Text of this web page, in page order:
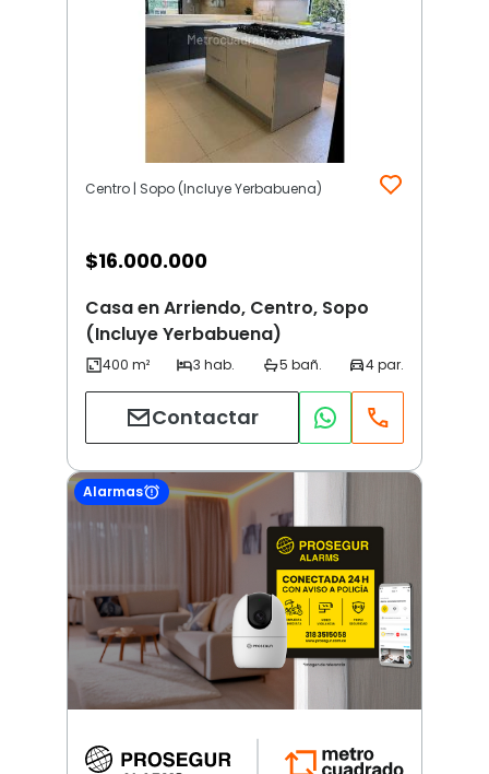
Centro | Sopo (Incluye Yerbabuena)
$16.000.000
Casa en Arriendo, Centro, Sopo
(Incluye Yerbabuena)
Contactar
Alarmas